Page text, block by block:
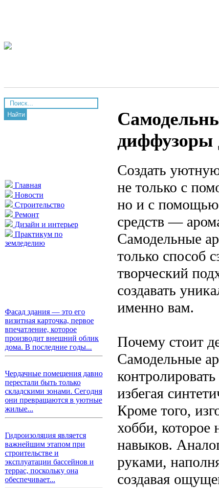
Найти
Главная
Новости
Строительство
Ремонт
Дизайн и интерьер
Практикум по
земледелию
Фасад здания — это его
визитная карточка, первое
впечатление, которое
производит внешний облик
дома. В последние годы...
Чердачные помещения давно
перестали быть только
складскими зонами. Сегодня
они превращаются в уютные
жилые...
Гидроизоляция является
важнейшим этапом при
строительстве и
эксплуатации бассейнов и
террас, поскольку она
обеспечивает...
диффузоры
Создать
не только с
но и с
средств —
Самодельные
только способ
творческий
создавать
именно вам.
Почему стоит
Самодельные
избегая
Кроме того,
хобби, которое
навыков.
руками,
создавая